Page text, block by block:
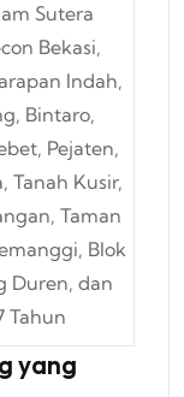
Sutera
Bekasi,
Indah,
Bintaro,
Pejaten,
Tanah Kusir,
Taman
Blok
Duren, dan
Tahun
yang